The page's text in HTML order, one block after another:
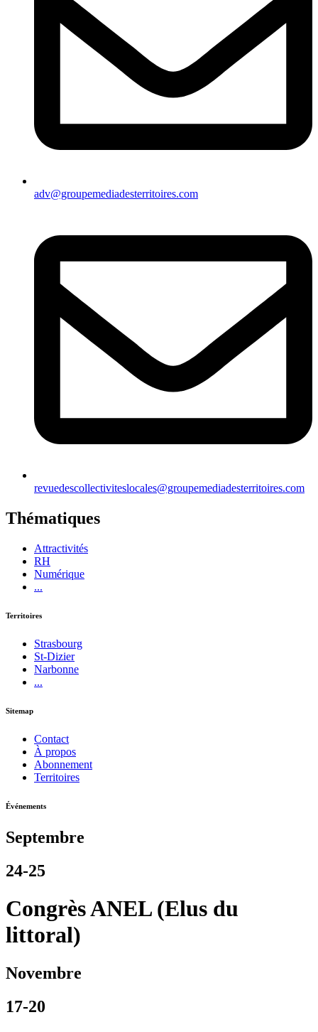
adv@groupemediadesterritoires.com
revuedescollectiviteslocales@groupemediadesterritoires.com
Thématiques
Attractivités
RH
Numérique
...
Territoires
Strasbourg
St-Dizier
Narbonne
...
Sitemap
Contact
À propos
Abonnement
Territoires
Événements
Septembre
24-25
Congrès ANEL (Elus du
littoral)
Novembre
17-20